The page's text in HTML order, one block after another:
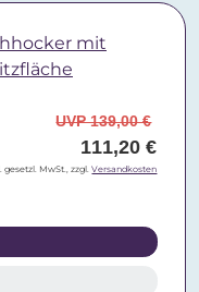
mit
UVP 139,00 €
111,20 €
gesetzl. MwSt., zzgl.Versandkosten